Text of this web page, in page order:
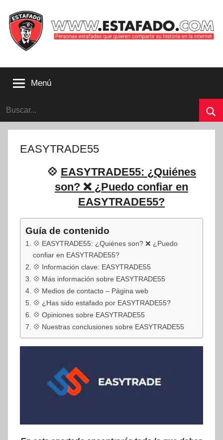
contenido
que
compartir
su
Menú
Buscar:
EASYTRADE55
💠 EASYTRADE55: ¿Quiénes
son? ❌ ¿Puedo confiar en
EASYTRADE55?
Guía de contenido
💠 EASYTRADE55: ¿Quiénes son? ❌ ¿Puedo
confiar en EASYTRADE55?
💠 Información clave: EASYTRADE55
💠 Más información sobre EASYTRADE55
💠 Medios de contacto – Página web
💠 ¿Has sido estafado por EASYTRADE55?
💠 Opiniones sobre EASYTRADE55
💠 Nuestras conclusiones sobre EASYTRADE55